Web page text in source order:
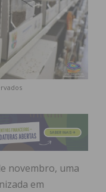
novembro, uma
em